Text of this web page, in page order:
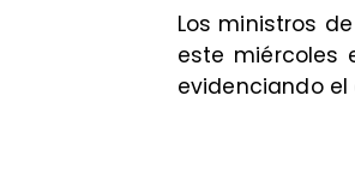
Los ministros
este miércoles
evidenciando